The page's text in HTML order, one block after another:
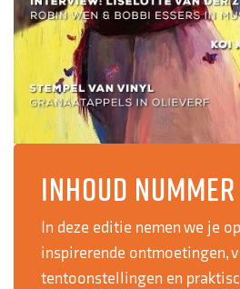
Inhoud nummer
In deze editie nemen we je
inspirerende ontmoetingen,
tentoonstellingen en